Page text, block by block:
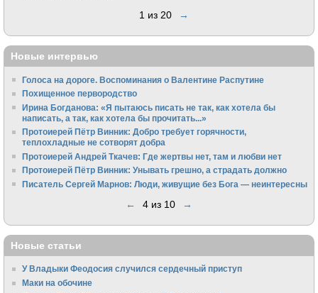
1 из 20 →
Новые интервью
Голоса на дороге. Воспоминания о Валентине Распутине
Похищенное первородство
Ирина Богданова: «Я пытаюсь писать не так, как хотела бы
написать, а так, как хотела бы прочитать...»
Протоиерей Пётр Винник: Добро требует горячности,
теплохладные не сотворят добра
Протоиерей Андрей Ткачев: Где жертвы нет, там и любви нет
Протоиерей Пётр Винник: Унывать грешно, а страдать должно
Писатель Сергей Марнов: Люди, живущие без Бога — неинтересны
← 4 из 10 →
Новые статьи
У Владыки Феодосия случился сердечный приступ
Маки на обочине